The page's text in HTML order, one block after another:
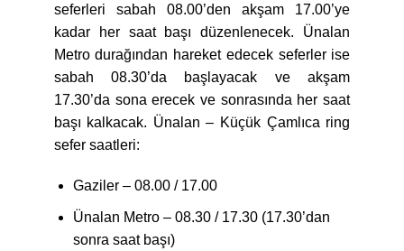
seferleri sabah 08.00’den akşam 17.00’ye
kadar her saat başı düzenlenecek. Ünalan
Metro durağından hareket edecek seferler ise
sabah 08.30’da başlayacak ve akşam
17.30’da sona erecek ve sonrasında her saat
başı kalkacak. Ünalan – Küçük Çamlıca ring
sefer saatleri:
Gaziler – 08.00 / 17.00
Ünalan Metro – 08.30 / 17.30 (17.30’dan
sonra saat başı)